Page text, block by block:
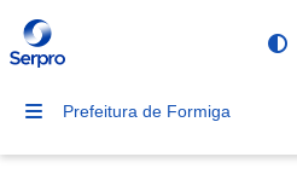
Prefeitura de Formiga